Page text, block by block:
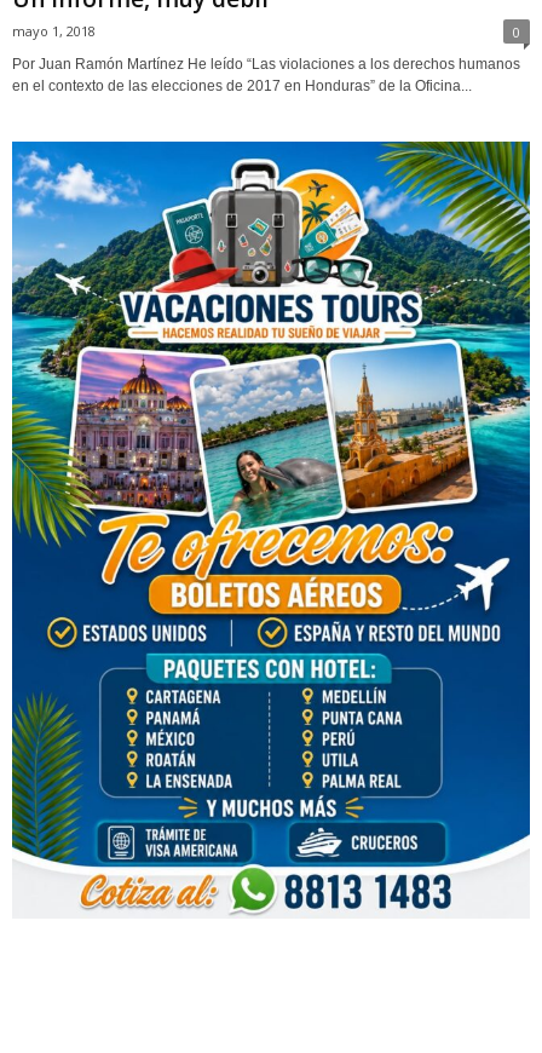
mayo 1, 2018 0
Por Juan Ramón Martínez He leído “Las violaciones a los derechos humanos
en el contexto de las elecciones de 2017 en Honduras” de la Oficina...